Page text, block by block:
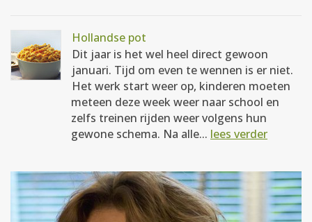
Hollandse pot
Dit jaar is het wel heel direct gewoon
januari. Tijd om even te wennen is er niet.
Het werk start weer op, kinderen moeten
meteen deze week weer naar school en
zelfs treinen rijden weer volgens hun
gewone schema. Na alle... lees verder